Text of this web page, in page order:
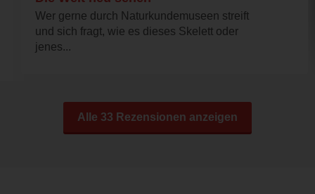
Wer gerne durch Naturkundemuseen streift
und sich fragt, wie es dieses Skelett oder
jenes...
Alle 33 Rezensionen anzeigen